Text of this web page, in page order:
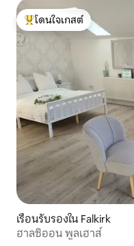
โดนใจเกสต์ที่สุด
โดนใจเกสต์
เรือนรับรองใน Falkirk
ฮาลซิออน พูลเฮาส์